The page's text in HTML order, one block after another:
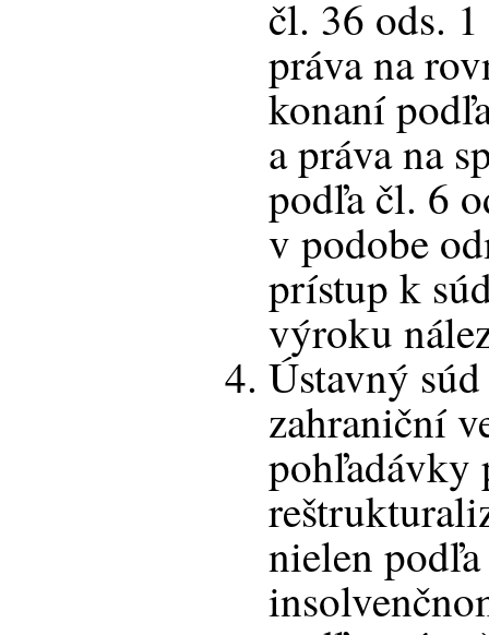
čl. 36 ods.
práva na
konaní
a práva na
podľa čl. 6
v podobe
prístup k
výroku
Ústavný
zahraniční
pohľadávky
nielen